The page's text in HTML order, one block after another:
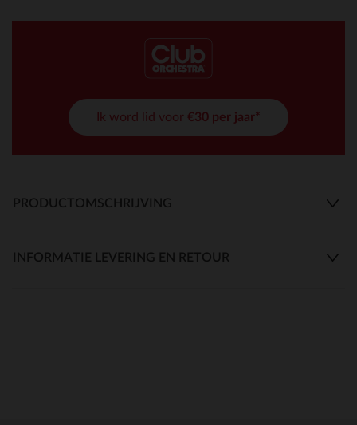
Ik word lid voor €30 per jaar*
PRODUCTOMSCHRIJVING
INFORMATIE LEVERING EN RETOUR